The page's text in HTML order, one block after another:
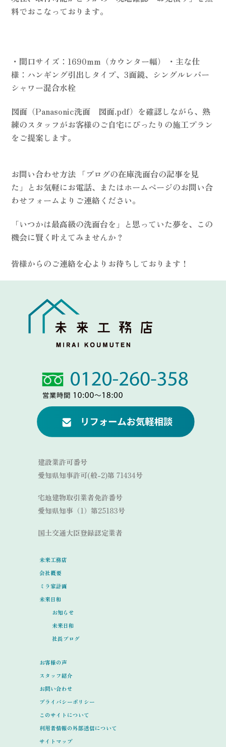
料でおこなっております。
・間口サイズ：1690mm（カウンター幅） ・主な仕
様：ハンギング引出しタイプ、3面鏡、シングルレバー
シャワー混合水栓
図面（Panasonic洗面 図面.pdf）を確認しながら、熟
練のスタッフがお客様のご自宅にぴったりの施工プラン
をご提案します。
お問い合わせ方法 「ブログの在庫洗面台の記事を見
た」とお気軽にお電話、またはホームページのお問い合
わせフォームよりご連絡ください。
「いつかは最高級の洗面台を」と思っていた夢を、この
機会に賢く叶えてみませんか？
皆様からのご連絡を心よりお待ちしております！
Link
Link
建設業許可番号
愛知県知事許可(般-2)第 71434号
宅地建物取引業者免許番号
愛知県知事（1）第25183号
国土交通大臣登録認定業者
未来工務店
会社概要
ミラ家計画
未来日和
お知らせ
未来日和
社長ブログ
お客様の声
スタッフ紹介
お問い合わせ
プライバシーポリシー
このサイトについて
利用者情報の外部送信について
サイトマップ